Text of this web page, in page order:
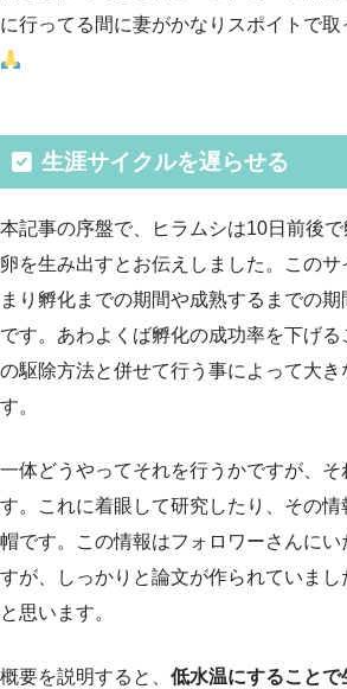
に行ってる間に妻がかなりスポイトで取
生涯サイクルを遅らせる
本記事の序盤で、ヒラムシは10日前後
卵を生み出すとお伝えしました。この
まり孵化までの期間や成熟するまでの
です。あわよくば孵化の成功率を下げ
の駆除方法と併せて行う事によって大き
す。
一体どうやってそれを行うかですが、そ
す。これに着眼して研究したり、その
帽です。この情報はフォロワーさんにい
すが、しっかりと論文が作られていま
と思います。
概要を説明すると、 低水温にすること